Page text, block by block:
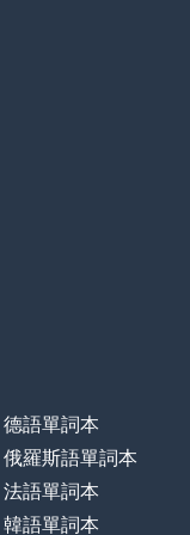
德語單詞本
俄羅斯語單詞本
法語單詞本
韓語單詞本